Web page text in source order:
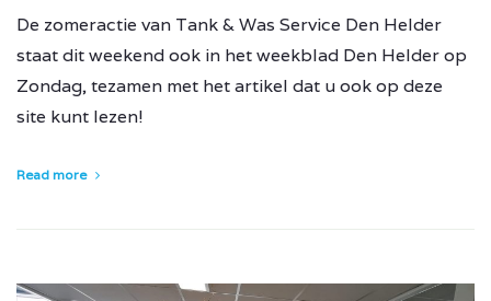
De zomeractie van Tank & Was Service Den Helder
staat dit weekend ook in het weekblad Den Helder op
Zondag, tezamen met het artikel dat u ook op deze
site kunt lezen!
Read more